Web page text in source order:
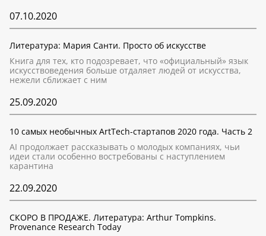
07.10.2020
Литература: Мария Санти. Просто об искусстве
Книга для тех, кто подозревает, что «официальный» язык
искусствоведения больше отдаляет людей от искусства,
нежели сближает с ним
25.09.2020
10 самых необычных ArtTech-стартапов 2020 года. Часть 2
AI продолжает рассказывать о молодых компаниях, чьи
идеи стали особенно востребованы с наступлением
карантина
22.09.2020
СКОРО В ПРОДАЖЕ. Литература: Arthur Tompkins.
Provenance Research Today